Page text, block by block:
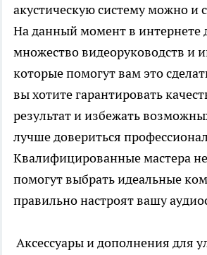
акустическую систему можно и
На данный момент в интернете
множество видеоруководств и
которые помогут вам это
вы хотите гарантировать
результат и избежать
лучше довериться
Квалифицированные мастера
помогут выбрать идеальные
правильно настроят вашу
Аксессуары и дополнения для